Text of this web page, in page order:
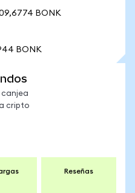
BONK
BONK
canjea
cripto
Reseñas